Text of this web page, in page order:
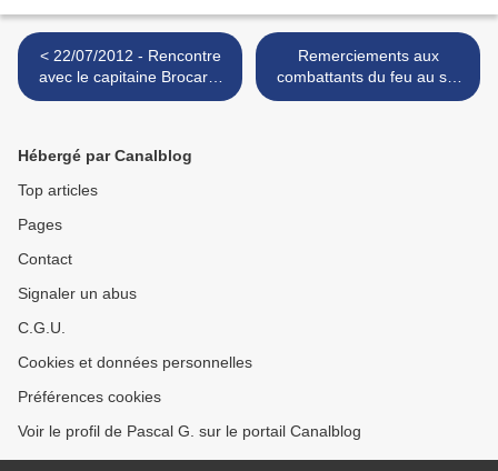
< 22/07/2012 - Rencontre
avec le capitaine Brocard,
pilote de Rafale
Remerciements aux
combattants du feu au sol
et dans les airs. >
Hébergé par Canalblog
Top articles
Pages
Contact
Signaler un abus
C.G.U.
Cookies et données personnelles
Préférences cookies
Voir le profil de Pascal G. sur le portail Canalblog